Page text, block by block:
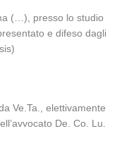
(…), presso lo studio
e difeso dagli
Ve.Ta., elettivamente
De. Co. Lu.